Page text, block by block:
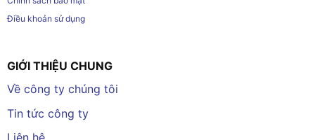
Điều khoản sử dụng
GIỚI THIỆU CHUNG
Về công ty chúng tôi
Tin tức công ty